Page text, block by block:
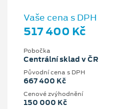
Vaše cena s DPH
517 400 Kč
Pobočka
Centrální sklad v ČR
Původní cena s DPH
667 400 Kč
Cenové zvýhodnění
150 000 Kč